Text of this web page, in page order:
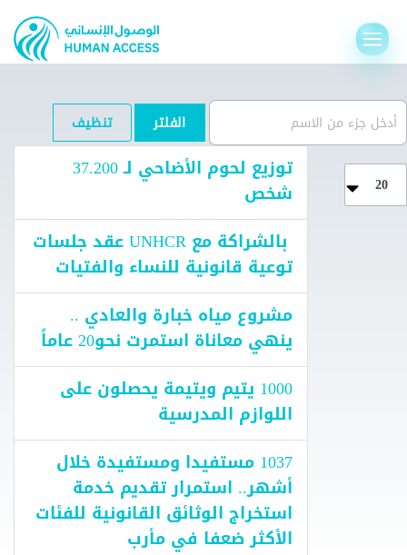
أدخل جزء من الاسم الفلتر تنظيف
عدد الإظهارات:
توزيع لحوم الأضاحي لـ 37.200
شخص
بالشراكة مع UNHCR عقد جلسات
توعية قانونية للنساء والفتيات
مشروع مياه خبارة والعادي ..
ينهي معاناة استمرت نحو20 عاماً
1000 يتيم ويتيمة يحصلون على
اللوازم المدرسية
1037 مستفيدا ومستفيدة خلال
أشهر.. استمرار تقديم خدمة
استخراج الوثائق القانونية للفئات
الأكثر ضعفا في مأرب